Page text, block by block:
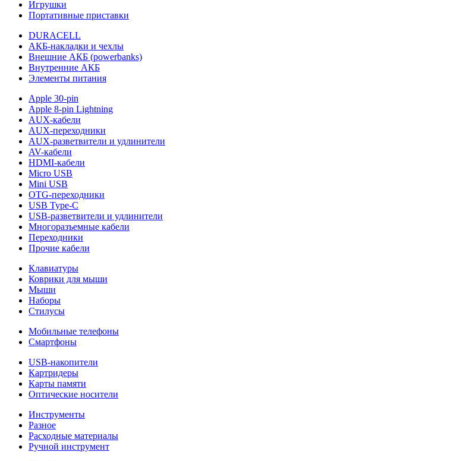
Игрушки
Портативные приставки
DURACELL
АКБ-накладки и чехлы
Внешние АКБ (powerbanks)
Внутренние АКБ
Элементы питания
Apple 30-pin
Apple 8-pin Lightning
AUX-кабели
AUX-переходники
AUX-разветвители и удлинители
AV-кабели
HDMI-кабели
Micro USB
Mini USB
OTG-переходники
USB Type-C
USB-разветвители и удлинители
Многоразъемные кабели
Переходники
Прочие кабели
Клавиатуры
Коврики для мыши
Мыши
Наборы
Стилусы
Мобильные телефоны
Смартфоны
USB-накопители
Картридеры
Карты памяти
Оптические носители
Инструменты
Разное
Расходные материалы
Ручной инструмент